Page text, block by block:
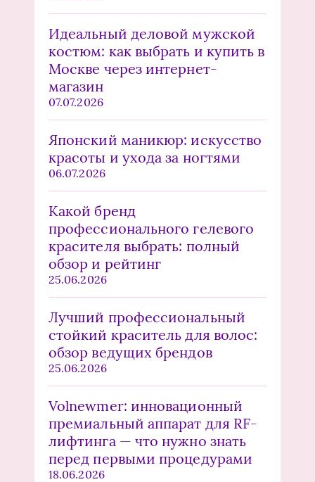
Идеальный деловой мужской
костюм: как выбрать и купить в
Москве через интернет-
магазин
07.07.2026
Японский маникюр: искусство
красоты и ухода за ногтями
06.07.2026
Какой бренд
профессионального гелевого
красителя выбрать: полный
обзор и рейтинг
25.06.2026
Лучший профессиональный
стойкий краситель для волос:
обзор ведущих брендов
25.06.2026
Volnewmer: инновационный
премиальный аппарат для RF-
лифтинга — что нужно знать
перед первыми процедурами
18.06.2026